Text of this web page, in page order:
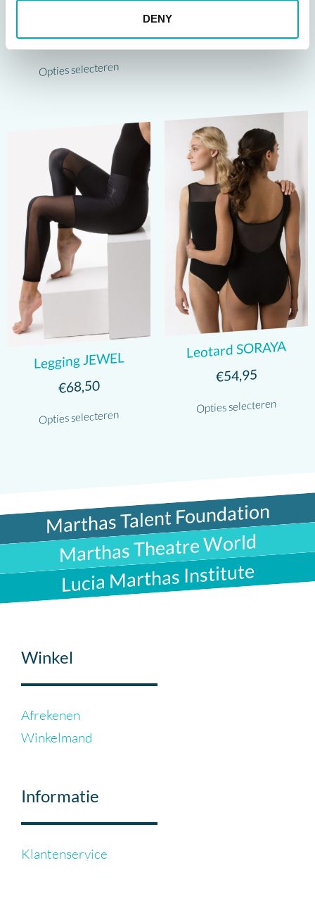
DENY
€75,00
Opties selecteren
Legging JEWEL
€68,50
Opties selecteren
Leotard SORAYA
€54,95
Opties selecteren
Marthas Talent Foundation
Marthas Theatre World
Lucia Marthas Institute
Winkel
Afrekenen
Winkelmand
Informatie
Klantenservice